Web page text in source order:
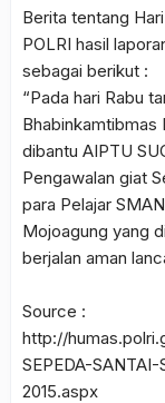
Berita tentang
POLRI hasil
sebagai berikut :
“Pada hari Rabu
Bhabinkamtibmas
dibantu AIPTU
Pengawalan giat
para Pelajar
Mojoagung yang
berjalan aman
Source :
http://
SEPEDA-
2015.aspx